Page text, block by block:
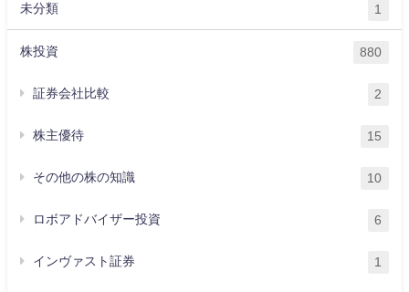
未分類 1
株投資 880
証券会社比較 2
株主優待 15
その他の株の知識 10
ロボアドバイザー投資 6
インヴァスト証券 1